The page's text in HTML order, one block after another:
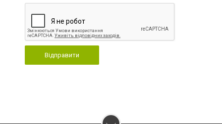
Відправити